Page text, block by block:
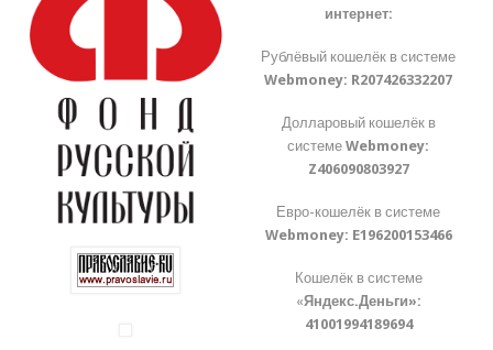
интернет:
Рублёвый кошелёк в системе
Webmoney: R207426332207
Долларовый кошелёк в
системеWebmoney:
Z406090803927
Евро-кошелёк в системе
Webmoney: E196200153466
Кошелёк в системе
«Яндекс.Деньги»:
41001994189694